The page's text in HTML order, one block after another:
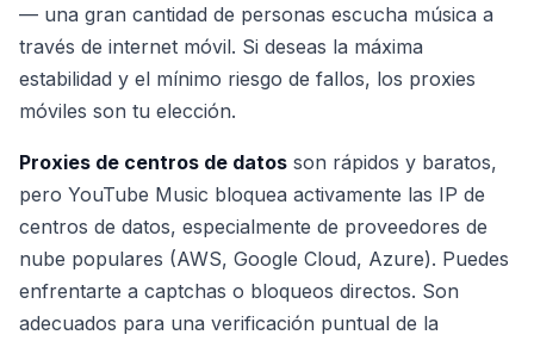
— una gran cantidad de personas escucha música a
través de internet móvil. Si deseas la máxima
estabilidad y el mínimo riesgo de fallos, los proxies
móviles son tu elección.
Proxies de centros de datos son rápidos y baratos,
pero YouTube Music bloquea activamente las IP de
centros de datos, especialmente de proveedores de
nube populares (AWS, Google Cloud, Azure). Puedes
enfrentarte a captchas o bloqueos directos. Son
adecuados para una verificación puntual de la